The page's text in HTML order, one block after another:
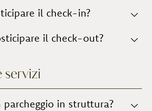
le ore 10:00.
eseguito dai proprietari in
e indicazioni/suggerimenti
il check-in?
con la Direzione.il check-out?
parcheggio in struttura?